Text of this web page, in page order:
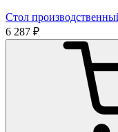
Стол
6 287 ₽